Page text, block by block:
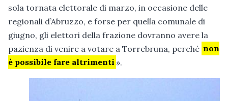
sola tornata elettorale di marzo, in occasione delle
regionali d’Abruzzo, e forse per quella comunale di
giugno, gli elettori della frazione dovranno avere la
pazienza di venire a votare a Torrebruna, perché non
è possibile fare altrimenti ».